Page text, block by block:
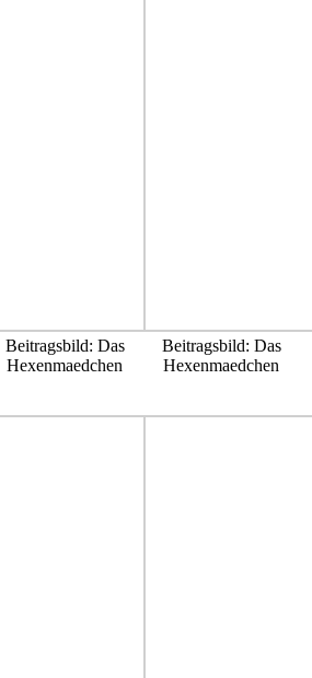
Beitragsbild: Das
Hexenmaedchen
Beitragsbild: Das
Hexenmaedchen